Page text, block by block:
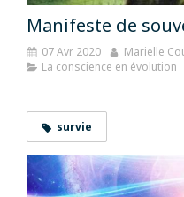
Manifeste de
07 Avr 2020
Marielle
La conscience en évolution
survie